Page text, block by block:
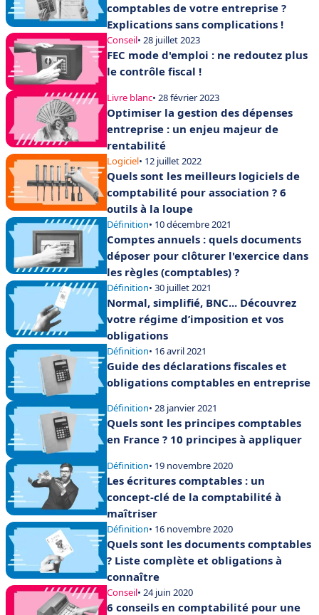
comptables de votre entreprise ?
Explications sans complications !
Conseil• 28 juillet 2023
FEC mode d'emploi : ne redoutez plus
le contrôle fiscal !
Livre blanc• 28 février 2023
Optimiser la gestion des dépenses
entreprise : un enjeu majeur de
rentabilité
Logiciel• 12 juillet 2022
Quels sont les meilleurs logiciels de
comptabilité pour association ? 6
outils à la loupe
Définition• 10 décembre 2021
Comptes annuels : quels documents
déposer pour clôturer l'exercice dans
les règles (comptables) ?
Définition• 30 juillet 2021
Normal, simplifié, BNC... Découvrez
votre régime d’imposition et vos
obligations
Définition• 16 avril 2021
Guide des déclarations fiscales et
obligations comptables en entreprise
Définition• 28 janvier 2021
Quels sont les principes comptables
en France ? 10 principes à appliquer
Définition• 19 novembre 2020
Les écritures comptables : un
concept-clé de la comptabilité à
maîtriser
Définition• 16 novembre 2020
Quels sont les documents comptables
? Liste complète et obligations à
connaître
Conseil• 24 juin 2020
6 conseils en comptabilité pour une